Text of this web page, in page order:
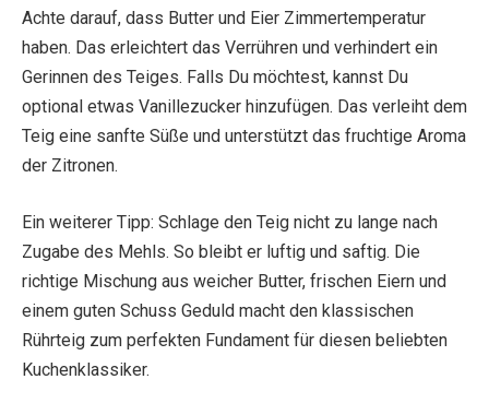
Achte darauf, dass Butter und Eier Zimmertemperatur
haben. Das erleichtert das Verrühren und verhindert ein
Gerinnen des Teiges. Falls Du möchtest, kannst Du
optional etwas Vanillezucker hinzufügen. Das verleiht dem
Teig eine sanfte Süße und unterstützt das fruchtige Aroma
der Zitronen.
Ein weiterer Tipp: Schlage den Teig nicht zu lange nach
Zugabe des Mehls. So bleibt er luftig und saftig. Die
richtige Mischung aus weicher Butter, frischen Eiern und
einem guten Schuss Geduld macht den klassischen
Rührteig zum perfekten Fundament für diesen beliebten
Kuchenklassiker.